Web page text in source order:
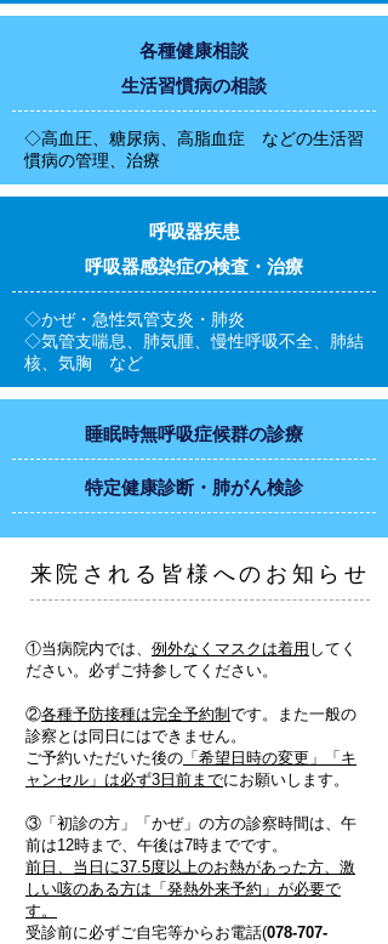
各種健康相談
生活習慣病の相談
◇高血圧、糖尿病、高脂血症 などの生活習
慣病の管理、治療
呼吸器疾患
呼吸器感染症の検査・治療
◇かぜ・急性気管支炎・肺炎
◇気管支喘息、肺気腫、慢性呼吸不全、肺結
核、気胸 など
睡眠時無呼吸症候群の診療
特定健康診断・肺がん検診
​来院される皆様へのお知らせ
①当病院内では、 例外なくマスクは着用 してく
ださい。必ずご持参してください。
②各種予防接種は完全予約制 です。また一般の
診察とは同日にはできません。
ご予約いただいた後の 「希望日時の変更」「キ
ャンセル」は必ず3日前までにお願いします。
③「初診の方」「かぜ」の方の診察時間は、午
前は12時まで、午後は7時までです。
前日、当日に37.5度以上のお熱があった方、激
しい咳のある方は「発熱外来予約」が必要で
す。
受診前に必ずご自宅等からお電話(078-707-